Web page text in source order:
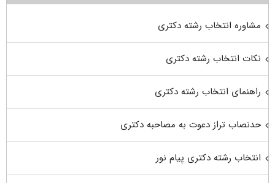
مشاوره انتخاب رشته دکتری
نکات انتخاب رشته دکتری
راهنمای انتخاب رشته دکتری
حدنصاب تراز دعوت به مصاحبه دکتری
انتخاب رشته دکتری پیام نور